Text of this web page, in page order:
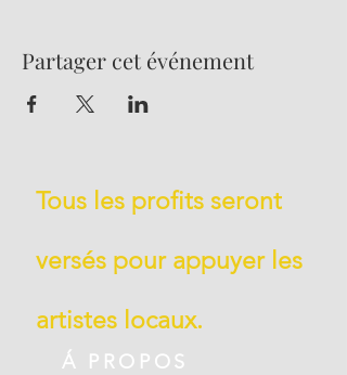
Partager cet événement
Tous les profits seront
versés pour appuyer les
artistes locaux.
Á PROPOS